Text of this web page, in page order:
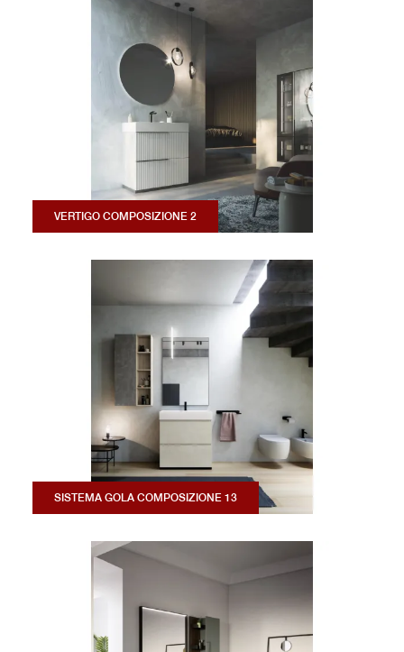
VERTIGO COMPOSIZIONE 2
SISTEMA GOLA COMPOSIZIONE 13